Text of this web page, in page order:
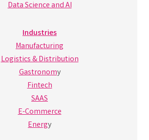
Data Science and AI
Industries
Manufacturing
Logistics & Distribution
Gastronomy
Fintech
SAAS
E-Commerce
Energy